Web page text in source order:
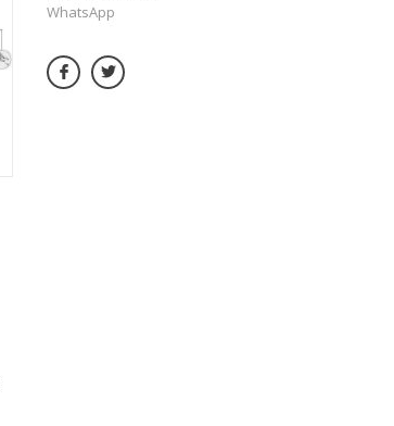
WhatsApp